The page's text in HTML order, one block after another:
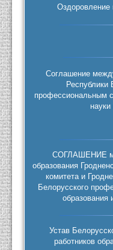
Соглашение
Республики
профессиональным
СОГЛАШЕНИЕ
образования
комитета и
Белорусского
образования
Устав
работников